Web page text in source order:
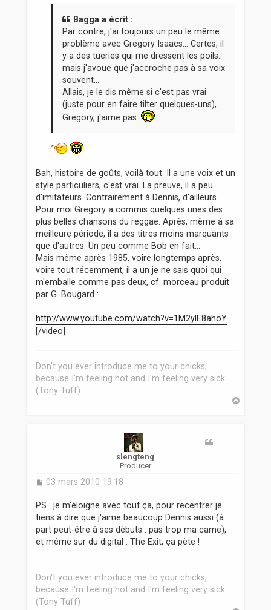
Bagga a écrit :
Par contre, j'ai toujours un peu le même
problème avec Gregory Isaacs... Certes, il
y a des tueries qui me dressent les poils...
mais j'avoue que j'accroche pas à sa voix
souvent...
Allais, je le dis même si c'est pas vrai
(juste pour en faire tilter quelques-uns),
Gregory, j'aime pas.
Bah, histoire de goûts, voilà tout. Il a une voix et un
style particuliers, c'est vrai. La preuve, il a peu
d'imitateurs. Contrairement à Dennis, d'ailleurs.
Pour moi Gregory a commis quelques unes des
plus belles chansons du reggae. Après, même à sa
meilleure période, il a des titres moins marquants
que d'autres. Un peu comme Bob en fait...
Mais même après 1985, voire longtemps après,
voire tout récemment, il a un je ne sais quoi qui
m'emballe comme pas deux, cf. morceau produit
par G. Bougard :
http://www.youtube.com/watch?v=1M2ylE8ahoY
[/video]
Don't you ever introduce me to your chicks,
because I'm feeling hot and I'm feeling very sick
(Tony Tuff)
slengteng
Producer
M
s
a
g
e
03 mars 2010 19:18
PS : je m'éloigne avec tout ça, pour recentrer je
tiens à dire que j'aime beaucoup Dennis aussi (à
part peut-être à ses débuts : pas trop ma came),
et même sur du digital : The Exit, ça pète !
Don't you ever introduce me to your chicks,
because I'm feeling hot and I'm feeling very sick
(Tony Tuff)